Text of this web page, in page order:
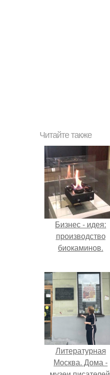
Читайте также
Бизнес - идея:
производство
биокаминов.
Литературная
Москва. Дома -